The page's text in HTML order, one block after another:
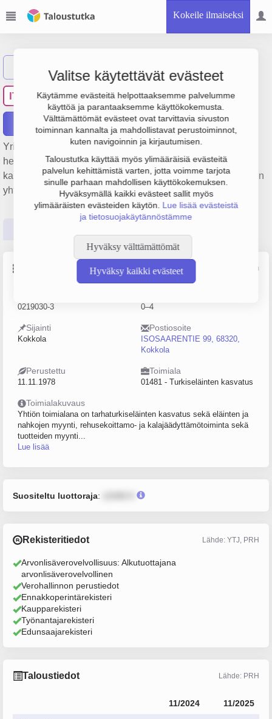
Kokeile ilmaiseksi
Valitse käytettävät evästeet
Käytämme evästeitä helpottaaksemme palvelumme
käyttöä ja parantaaksemme käyttökokemusta.
Välttämättömät evästeet ovat tarvittavia sivuston
toiminnan kannalta ja mahdollistavat perustoiminnot,
kuten navigoinnin ja kirjautumisen.
Taloustutka käyttää myös ylimääräisiä evästeitä
palvelun kehittämistä varten, jotta voimme tarjota
sinulle parhaan mahdollisen käyttökokemuksen.
Hyväksymällä kaikki evästeet sallit myös
ylimääräisten evästeiden käytön. Lue lisää evästeistä
ja tietosuojakäytännöstämme
Hyväksy välttämättömät
Hyväksy kaikki evästeet
IT Isosaaren Turkis Oy
Raportit
Yrityksen Isosaaren Turkis Oy liiketulos on -201 000 € ja
henkilöstömäärä 3. Sen päätoimiala on Turkiseläinten
kasvatus, perustamisvuosi 1978 ja sijainti Kokkola. Yrityksen
yhtiömuoto Osakeyhtiö (OY).
Lähde: YTJ, PRH, Traficom
0219030-3 0–4
Sijainti
Kokkola
Postiosoite
ISOSAARENTIE 99, 68320,
Kokkola
Perustettu
11.11.1978
Toimiala
01481 - Turkiseläinten kasvatus
Toimialakuvaus
Yhtiön toimialana on tarhaturkiseläinten kasvatus sekä eläinten ja
nahkojen myynti, rehusekoittamo- ja kalajäädyttämötoiminta sekä
tuotteiden myynti...
Lue lisää
Suositeltu luottoraja:
Rekisteritiedot Lähde: YTJ, PRH
Arvonlisäverovelvollisuus: Alkutuottajana
arvonlisäverovelvollinen
Verohallinnon perustiedot
Ennakkoperintärekisteri
Kaupparekisteri
Työnantajarekisteri
Edunsaajarekisteri
Taloustiedot Lähde: PRH
11/2024 11/2025